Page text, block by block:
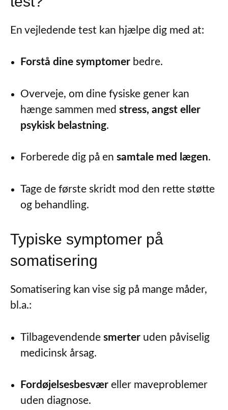
En vejledende test kan hjælpe dig med at:
Forstå dine symptomer bedre.
Overveje, om dine fysiske gener kan
hænge sammen med stress, angst eller
psykisk belastning.
Forberede dig på en samtale med lægen.
Tage de første skridt mod den rette støtte
og behandling.
Typiske symptomer på
somatisering
Somatisering kan vise sig på mange måder,
bl.a.:
Tilbagevendende smerter uden påviselig
medicinsk årsag.
Fordøjelsesbesvær eller maveproblemer
uden diagnose.